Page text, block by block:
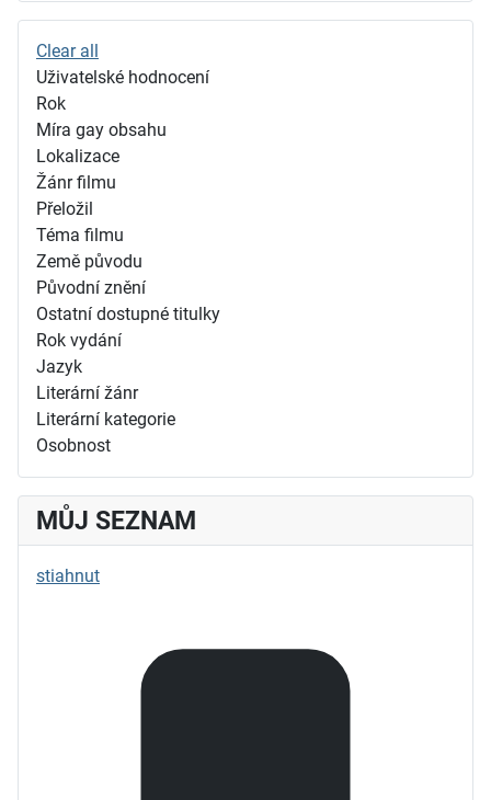
Clear all
Uživatelské hodnocení
Rok
Míra gay obsahu
Lokalizace
Žánr filmu
Přeložil
Téma filmu
Země původu
Původní znění
Ostatní dostupné titulky
Rok vydání
Jazyk
Literární žánr
Literární kategorie
Osobnost
MŮJ SEZNAM
stiahnut